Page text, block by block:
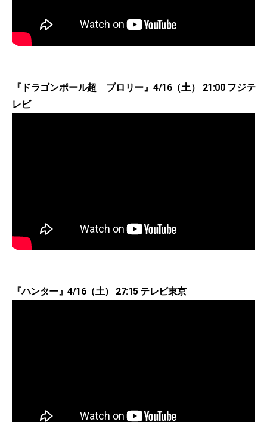
『ドラゴンボール超 ブロリー』4/16（土） 21:00 フジテ
レビ
『ハンター』4/16（土） 27:15 テレビ東京